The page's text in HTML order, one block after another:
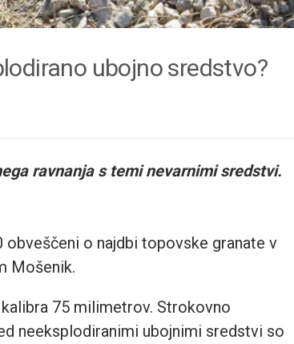
ubojno sredstvo?
ravnanja s temi nevarnimi sredstvi.
o najdbi topovske granate v
Mošenik.
75 milimetrov. Strokovno
neeksplodiranimi ubojnimi sredstvi so